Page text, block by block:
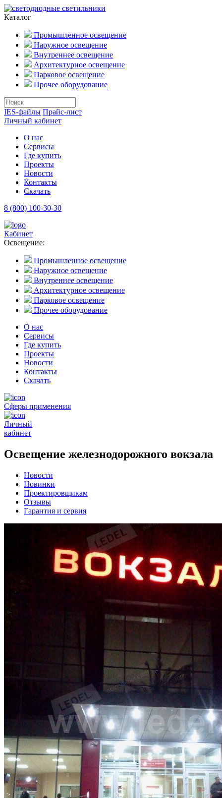
Каталог
Промышленное освещение
Наружное освещение
Внутреннее освещение
Архитектурное освещение
Парковое освещение
Прочее оборудование
IES-файлы Прайс-лист
Личный кабинет
О нас
Сервисы
Где купить
Проекты
Новости
Контакты
Скачать
8 (800) 100-30-30
Кабинет
Освещение:
Промышленное освещение
Наружное освещение
Внутреннее освещение
Архитектурное освещение
Парковое освещение
Прочее оборудование
О нас
Сервисы
Где купить
Проекты
Новости
Контакты
Скачать
Сферы применения
Личный
кабинет
Освещение железнодорожного вокзала
Новости
Новинки
Проектировщикам
Отзывы
Гарантия и сервия